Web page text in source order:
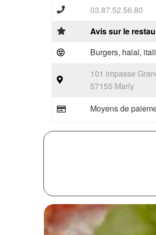
03.87.52.56.80
Avis sur le
Burgers, halal,
101 impasse
57155 Marly
Moyens de